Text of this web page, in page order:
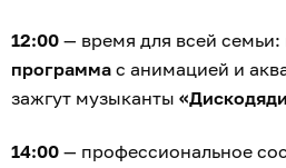
12:00 — время для всей семьи:
программа с анимацией и
зажгут музыканты
14:00 — профессиональное